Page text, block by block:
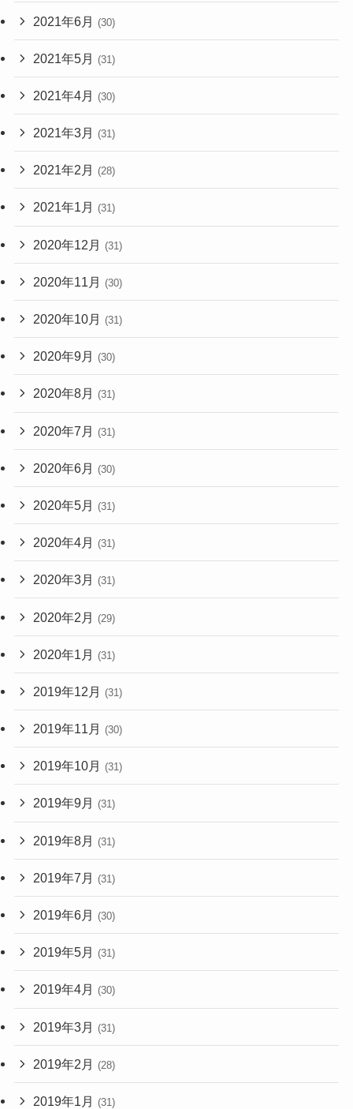
2021年6月 (30)
2021年5月 (31)
2021年4月 (30)
2021年3月 (31)
2021年2月 (28)
2021年1月 (31)
2020年12月 (31)
2020年11月 (30)
2020年10月 (31)
2020年9月 (30)
2020年8月 (31)
2020年7月 (31)
2020年6月 (30)
2020年5月 (31)
2020年4月 (31)
2020年3月 (31)
2020年2月 (29)
2020年1月 (31)
2019年12月 (31)
2019年11月 (30)
2019年10月 (31)
2019年9月 (31)
2019年8月 (31)
2019年7月 (31)
2019年6月 (30)
2019年5月 (31)
2019年4月 (30)
2019年3月 (31)
2019年2月 (28)
2019年1月 (31)